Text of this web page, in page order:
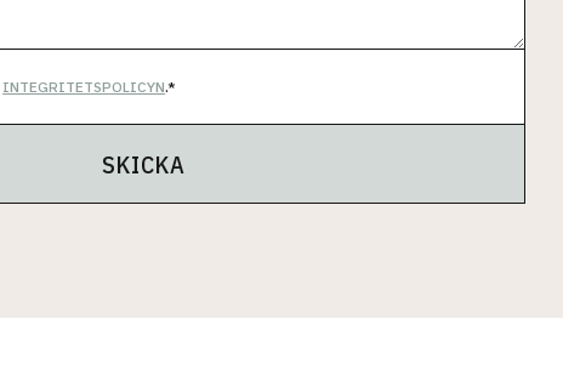
INTEGRITETSPOLICYN.*
SKICKA